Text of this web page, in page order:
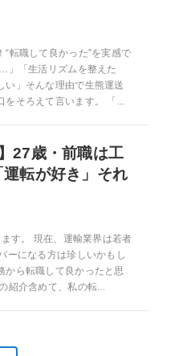
転職して良かった”を実感で
」「生活リズムを整えた
い」そんな理由で生熊運送
そろえて言います。 「...
27歳・前職は工
転が好き」それ
す。 現在、運輸業界は若者
ーになる方は珍しいかもし
から転職して良かったと思
紹介含めて、私の転...